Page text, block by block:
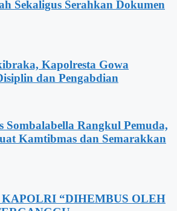
Sekaligus Serahkan Dokumen
Kapolresta Gowa
dan Pengabdian
Sombalabella Rangkul Pemuda,
Kamtibmas dan Semarakkan
“DIHEMBUS OLEH